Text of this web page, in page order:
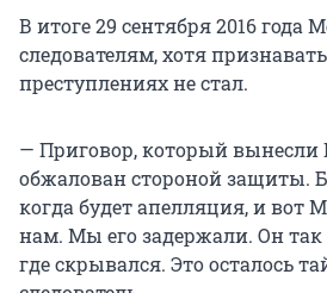
В итоге 29 сентября 2016 года
следователям, хотя
преступлениях не стал.
— Приговор, который вынесли
обжалован стороной защиты.
когда будет апелляция, и вот
нам. Мы его задержали. Он так
где скрывался. Это осталось